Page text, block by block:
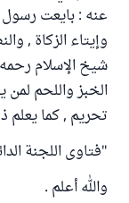
عنه : بايعت رسول
وإيتاء الزكاة ,
شيخ الإسلام رحمه
الخبز واللحم
تحريم , كما
"فتاوى اللجنة
والله أعلم .